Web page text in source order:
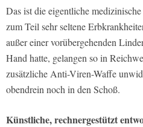
Das ist die eigentliche
zum Teil sehr seltene
außer einer vorübergehenden
Hand hatte, gelangen so in
zusätzliche Anti-Viren-Waffe
obendrein noch in den Schoß.
Künstliche, rechnergestützt